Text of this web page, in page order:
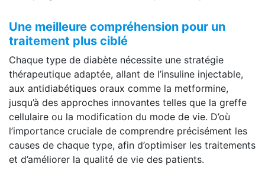
Une meilleure compréhension pour un
traitement plus ciblé
Chaque type de diabète nécessite une stratégie
thérapeutique adaptée, allant de l’insuline injectable,
aux antidiabétiques oraux comme la metformine,
jusqu’à des approches innovantes telles que la greffe
cellulaire ou la modification du mode de vie. D’où
l’importance cruciale de comprendre précisément les
causes de chaque type, afin d’optimiser les traitements
et d’améliorer la qualité de vie des patients.